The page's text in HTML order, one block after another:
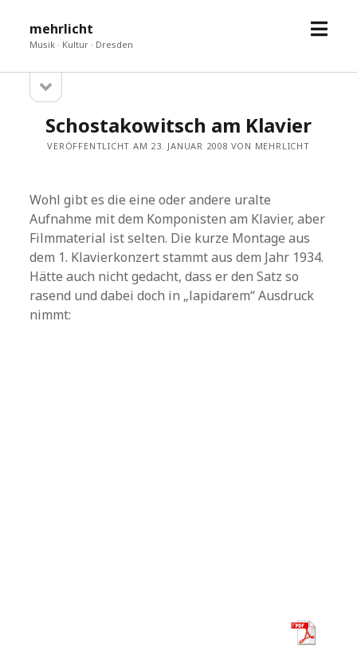
mehrlicht
Musik · Kultur · Dresden
Menü
Sidebar
öffnen
Schostakowitsch am Klavier
VERÖFFENTLICHT AM 23. JANUAR 2008 VON MEHRLICHT
Wohl gibt es die eine oder andere uralte
Aufnahme mit dem Komponisten am Klavier, aber
Filmmaterial ist selten. Die kurze Montage aus
dem 1. Klavierkonzert stammt aus dem Jahr 1934.
Hätte auch nicht gedacht, dass er den Satz so
rasend und dabei doch in „lapidarem“ Ausdruck
nimmt: